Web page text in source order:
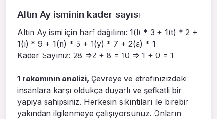
Altın Ay isminin kader sayısı
Altın Ay ismi için harf dağılımı: 1(l) * 3 + 1(t) * 2 +
1(ı) * 9 + 1(n) * 5 + 1(y) * 7 + 2(a) * 1
Kader Sayınız: 28 =>2 + 8 = 10 => 1 + 0 = 1
1 rakamının analizi, Çevreye ve etrafınızızdaki
insanlara karşı oldukça duyarlı ve şefkatli bir
yapıya sahipsiniz. Herkesin sıkıntıları ile birebir
yakından ilgilenmeye çalışıyorsunuz. Onların